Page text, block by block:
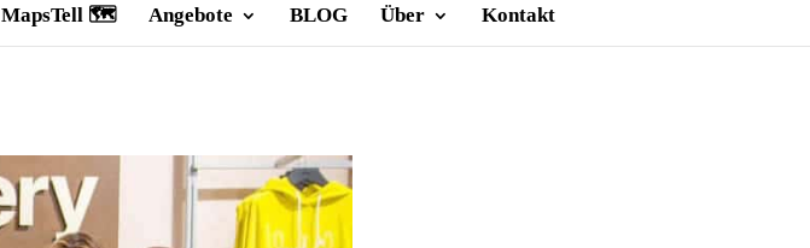
MapsTell 🗺️ Angebote BLOG Über Kontakt